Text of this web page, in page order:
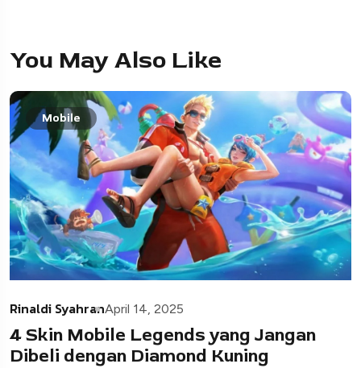
You May Also Like
Mobile
Rinaldi SyahranApril 14, 2025
4 Skin Mobile Legends yang Jangan
Dibeli dengan Diamond Kuning